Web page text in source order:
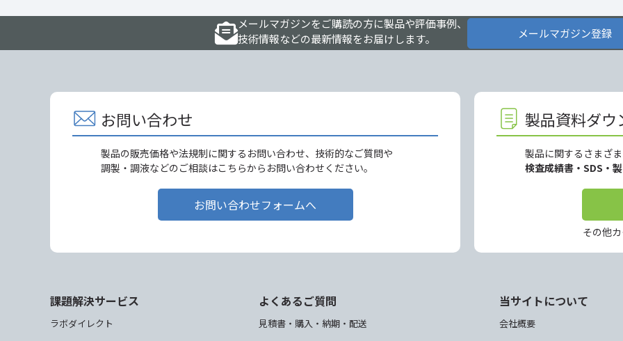
メールマガジンをご購読の方に製品や評価事例、
技術情報などの最新情報をお届けします。
メールマガジン登録
お問い合わせ
製品の販売価格や法規制に関するお問い合わせ、技術的なご質問や
調製・調液などのご相談はこちらからお問い合わせください。
お問い合わせフォームへ
製品資料ダウ
製品に関するさまざ
検査成績書・SDS・
その他
課題解決サービス
ラボダイレクト
よくあるご質問
見積書・購入・納期・配送
当サイトについて
会社概要